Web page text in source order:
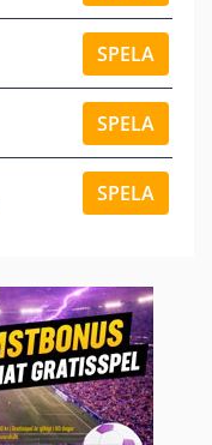
SPELA
SPELA
SPELA